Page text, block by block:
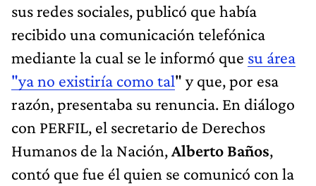
sus redes sociales, publicó que había
recibido una comunicación telefónica
mediante la cual se le informó que su área
"ya no existiría como tal" y que, por esa
razón, presentaba su renuncia. En diálogo
con PERFIL, el secretario de Derechos
Humanos de la Nación,Alberto Baños,
contó que fue él quien se comunicó con la